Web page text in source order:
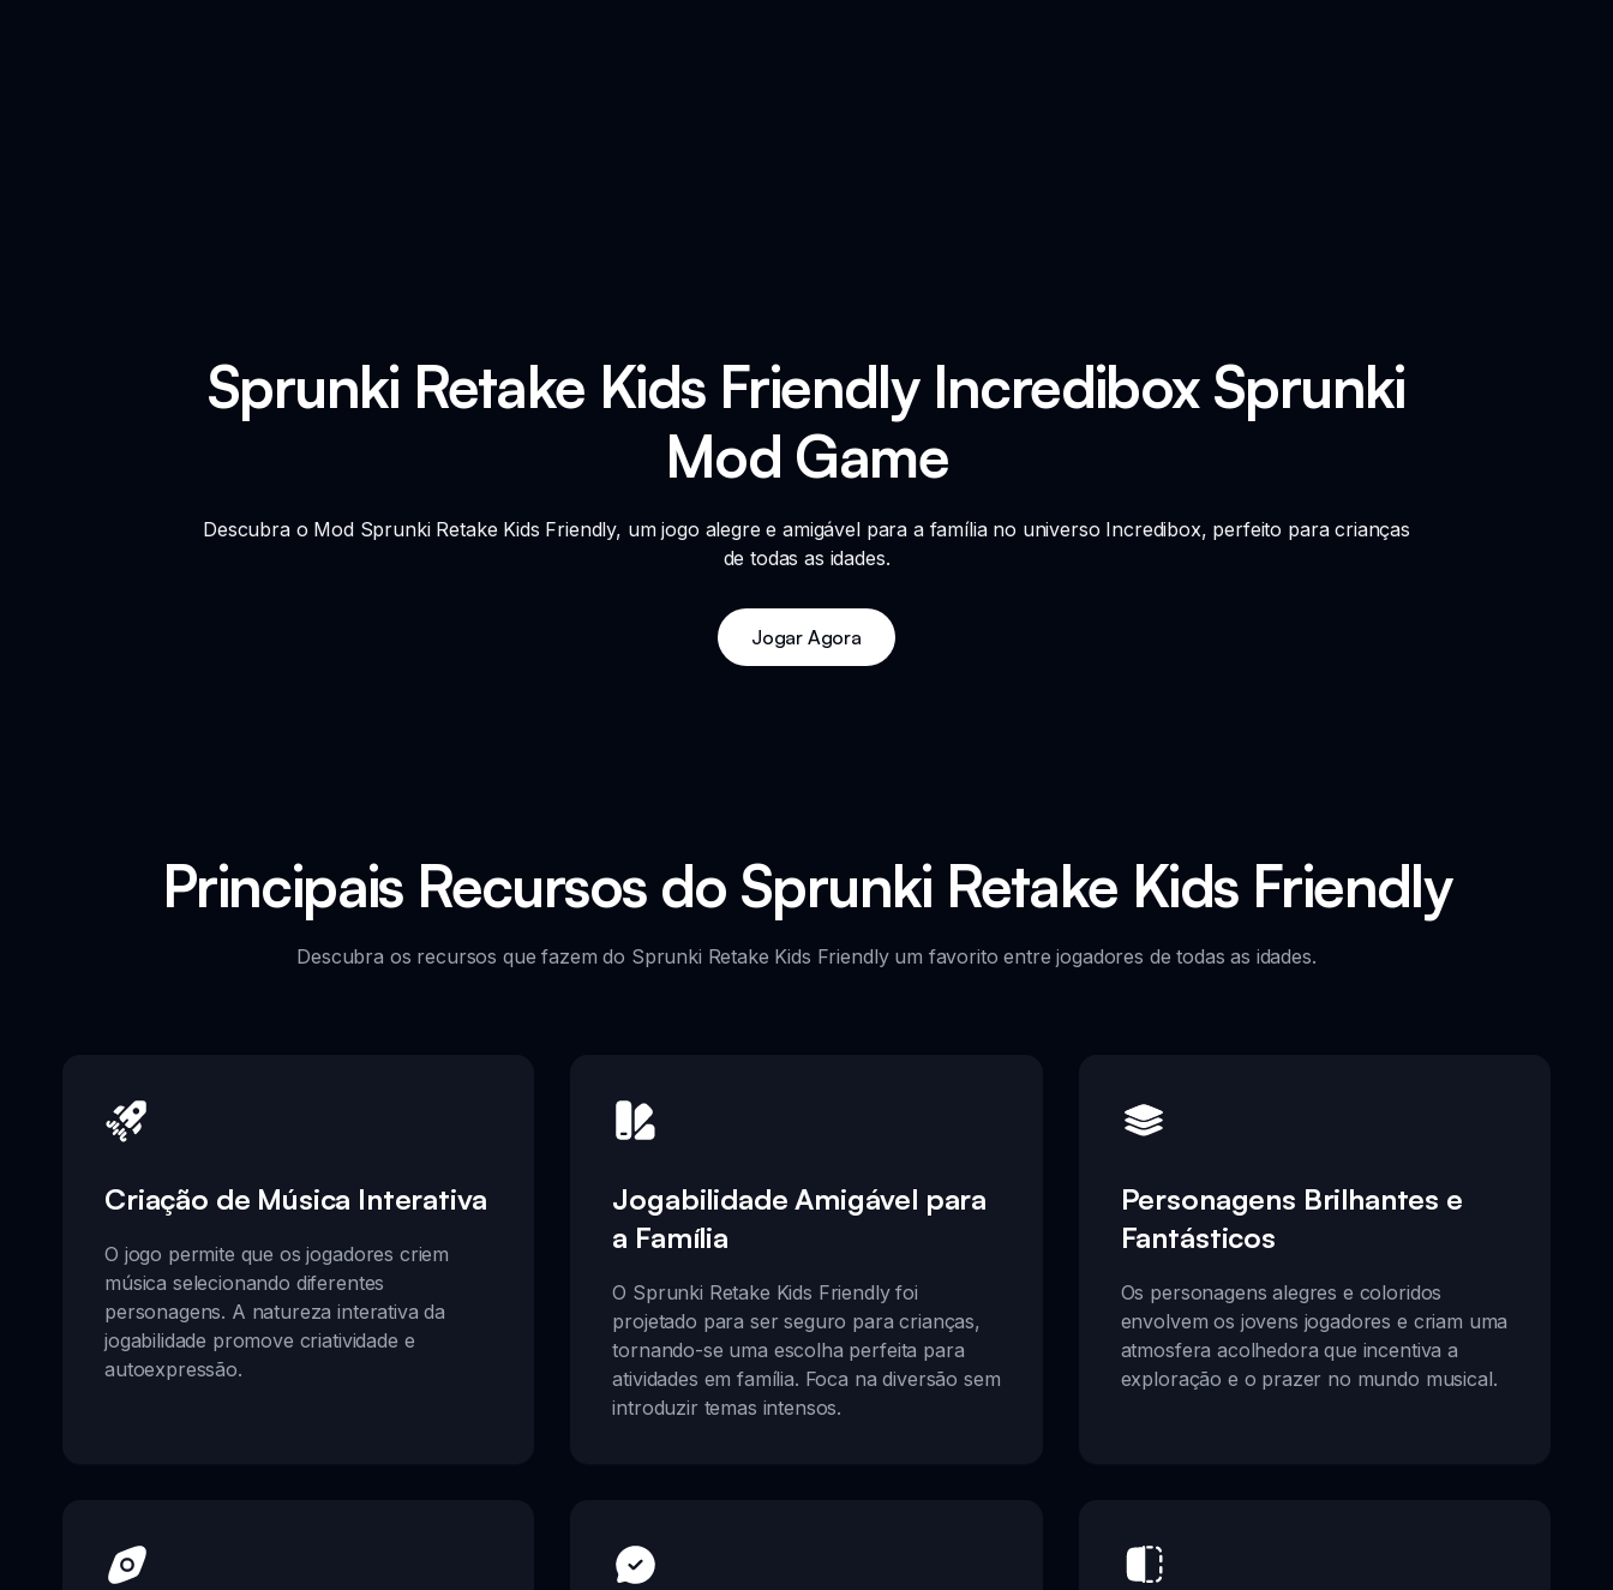
Sprunki Retake Kids Friendly Incredibox Sprunki
Mod Game
Descubra o Mod Sprunki Retake Kids Friendly, um jogo alegre e amigável para a família no universo Incredibox, perfeito para crianças
de todas as idades.
Jogar Agora
Principais Recursos do Sprunki Retake Kids Friendly
Descubra os recursos que fazem do Sprunki Retake Kids Friendly um favorito entre jogadores de todas as idades.
Criação de Música Interativa
O jogo permite que os jogadores criem
música selecionando diferentes
personagens. A natureza interativa da
jogabilidade promove criatividade e
autoexpressão.
Jogabilidade Amigável para
a Família
O Sprunki Retake Kids Friendly foi
projetado para ser seguro para crianças,
tornando-se uma escolha perfeita para
atividades em família. Foca na diversão sem
introduzir temas intensos.
Personagens Brilhantes e
Fantásticos
Os personagens alegres e coloridos
envolvem os jovens jogadores e criam uma
atmosfera acolhedora que incentiva a
exploração e o prazer no mundo musical.